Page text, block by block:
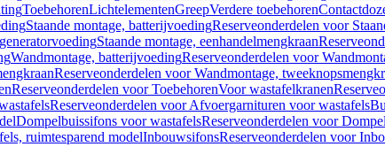
ToebehorenLichtelementenGreepVerdere toebehoren
Staande montage, batterijvoedingReserveonderdelen voor
Staande montage, eenhandelmengkraan
Wandmontage, batterijvoedingReserveonderdelen voor
Reserveonderdelen voor Wandmontage,
Reserveonderdelen voor ToebehorenVoor wastafelkranen
Reserveonderdelen voor Afvoergarnituren voor wastafels
Dompelbuissifons voor wastafelsReserveonderdelen voor
ruimtesparend modelInbouwsifonsReserveonderdelen voor